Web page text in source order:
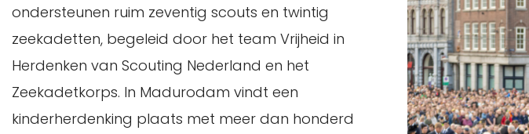
ondersteunen ruim zeventig scouts en twintig
zeekadetten, begeleid door het team Vrijheid in
Herdenken van Scouting Nederland en het
Zeekadetkorps. In Madurodam vindt een
kinderherdenking plaats met meer dan honderd